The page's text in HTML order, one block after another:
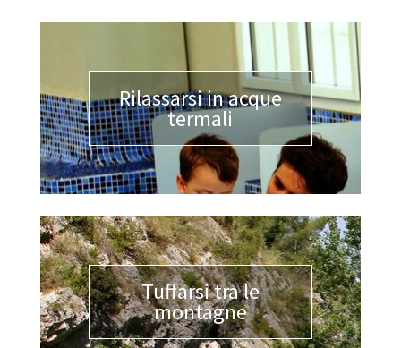
Rilassarsi in acque
termali
Tuffarsi tra le
montagne